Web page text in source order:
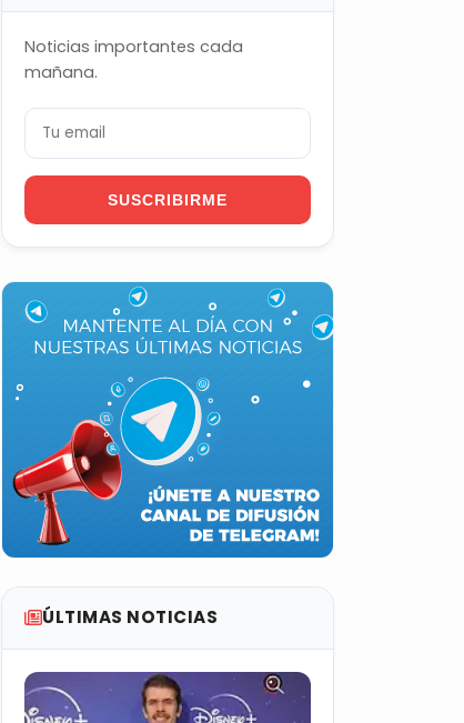
Noticias importantes cada
mañana.
SUSCRIBIRME
ÚLTIMAS NOTICIAS